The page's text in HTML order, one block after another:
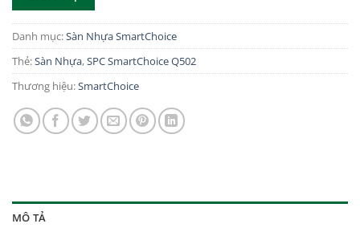
Danh mục:Sàn Nhựa SmartChoice
Thẻ:Sàn Nhựa,SPC SmartChoice Q502
Thương hiệu:SmartChoice
MÔ TẢ